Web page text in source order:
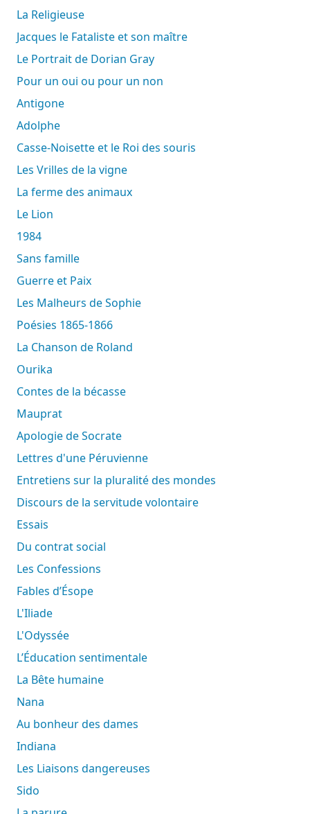
La Religieuse
Jacques le Fataliste et son maître
Le Portrait de Dorian Gray
Pour un oui ou pour un non
Antigone
Adolphe
Casse-Noisette et le Roi des souris
Les Vrilles de la vigne
La ferme des animaux
Le Lion
1984
Sans famille
Guerre et Paix
Les Malheurs de Sophie
Poésies 1865-1866
La Chanson de Roland
Ourika
Contes de la bécasse
Mauprat
Apologie de Socrate
Lettres d'une Péruvienne
Entretiens sur la pluralité des mondes
Discours de la servitude volontaire
Essais
Du contrat social
Les Confessions
Fables d’Ésope
L'Iliade
L'Odyssée
L’Éducation sentimentale
La Bête humaine
Nana
Au bonheur des dames
Indiana
Les Liaisons dangereuses
Sido